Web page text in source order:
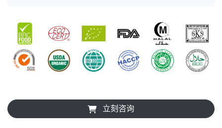
立刻咨询